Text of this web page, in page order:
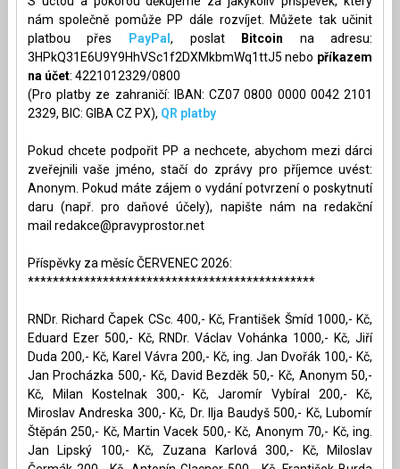
nám společně pomůže PP dále rozvíjet. Můžete tak učinit
platbou přes
PayPal, poslat Bitcoin na adresu:
3HPkQ31E6U9Y9HhVSc1f2DXMkbmWq1ttJ5 nebo příkazem
na účet: 4221012329/0800
(Pro platby ze zahraničí: IBAN: CZ07 0800 0000 0042 2101
2329, BIC: GIBA CZ PX), QR platby
Pokud chcete podpořit PP a nechcete, abychom mezi dárci
zveřejnili vaše jméno, stačí do zprávy pro příjemce uvést:
Anonym. Pokud máte zájem o vydání potvrzení o poskytnutí
daru (např. pro daňové účely), napište nám na redakční
mail redakce@pravyprostor.net
Příspěvky za měsíc ČERVENEC 2026:
**********************************************
RNDr. Richard Čapek CSc. 400,- Kč, František Šmíd 1000,- Kč,
Eduard Ezer 500,- Kč, RNDr. Václav Vohánka 1000,- Kč, Jiří
Duda 200,- Kč, Karel Vávra 200,- Kč, ing. Jan Dvořák 100,- Kč,
Jan Procházka 500,- Kč, David Bezděk 50,- Kč, Anonym 50,-
Kč, Milan Kostelnak 300,- Kč, Jaromír Vybíral 200,- Kč,
Miroslav Andreska 300,- Kč, Dr. Ilja Baudyš 500,- Kč, Lubomír
Štěpán 250,- Kč, Martin Vacek 500,- Kč, Anonym 70,- Kč, ing.
Jan Lipský 100,- Kč, Zuzana Karlová 300,- Kč, Miloslav